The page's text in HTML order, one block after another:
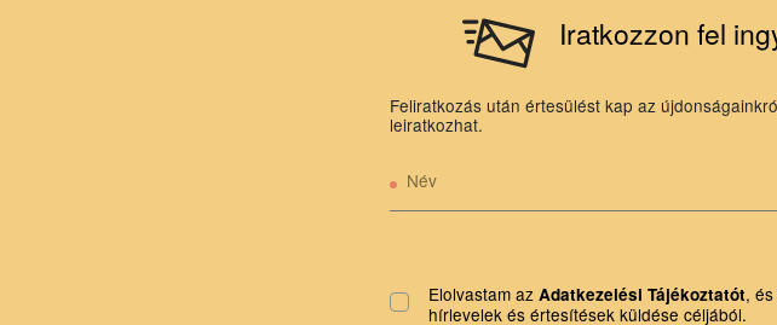
Iratkozzon fel
Feliratkozás után értesülést kap az
leiratkozhat.
Név
Elolvastam az Adatkezelési Tájékoztatót,
hírlevelek és értesítések küldése céljából.